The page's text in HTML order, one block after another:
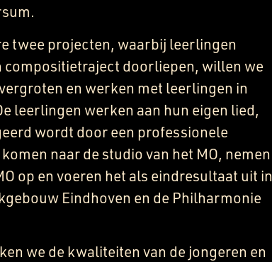
twee projecten, waarbij leerlingen
compositietraject doorliepen, willen we
en werken met leerlingen in
leerlingen werken aan hun eigen lied,
wordt door een professionele
naar de studio van het MO, nemen
op en voeren het als eindresultaat uit in
Eindhoven en de Philharmonie
we de kwaliteiten van de jongeren en